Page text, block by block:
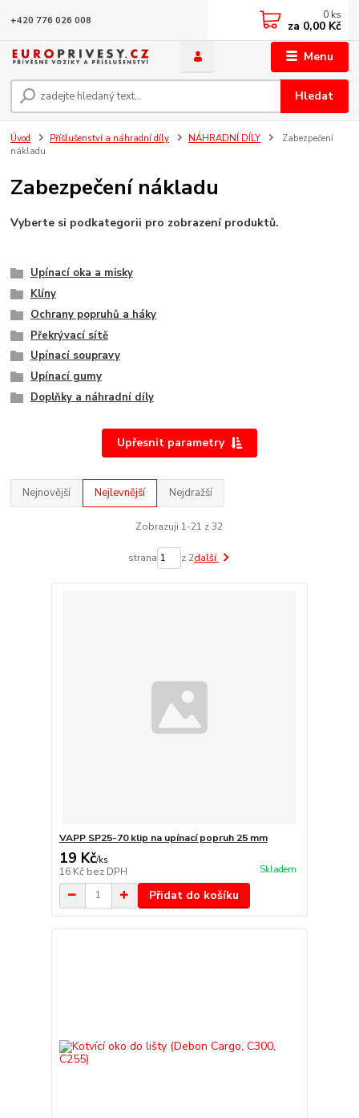
Menu
Hledat
+420 776 026 008 0 ks
za 0,00 Kč
Úvod Příšlušenství a náhradní díly NÁHRADNÍ DÍLY
Zabezpečení
nákladu
Zabezpečení nákladu
Vyberte si podkategorii pro zobrazení produktů.
Upínací oka a misky
Klíny
Ochrany popruhů a háky
Překrývací sítě
Upínací soupravy
Upínací gumy
Doplňky a náhradní díly
Upřesnit parametry
Nejnovější Nejlevnější Nejdražší
Zobrazuji 1-21 z 32
strana z 2další
VAPP SP25-70 klip na upínací popruh 25 mm
19 Kč/ks
16 Kč bez DPH Skladem
Přidat do košíku